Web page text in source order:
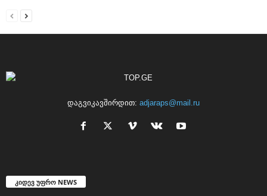
დაგვიკავშირდით: adjaraps@mail.ru
კიდევ უფრო NEWS